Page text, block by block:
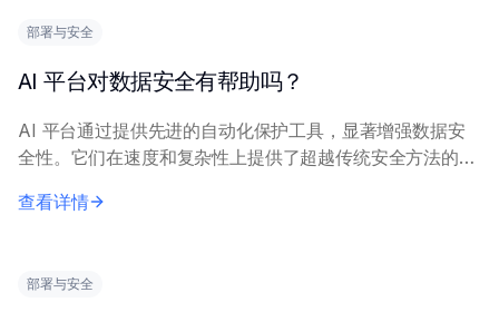
部署与安全
AI 平台对数据安全有帮助吗？
AI 平台通过提供先进的自动化保护工具，显著增强数据安
全性。它们在速度和复杂性上提供了超越传统安全方法的能
据集来检测异常和预测威胁。它们自动化关键...
查看详情
部署与安全